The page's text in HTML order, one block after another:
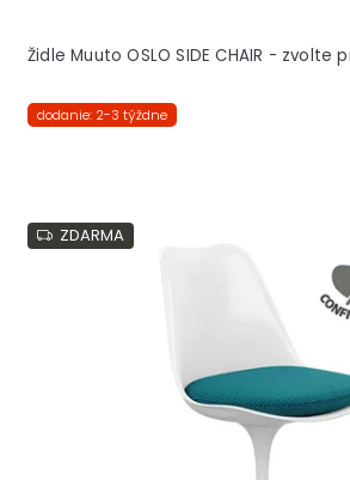
Židle Muuto OSLO SIDE CHAIR - zvolte
dodanie: 2-3 týždne
ZDARMA